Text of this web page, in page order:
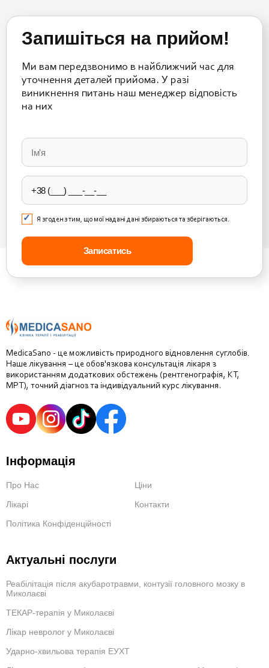
Запишіться на прийом!
Ми вам передзвонимо в найближчий час для
уточнення деталей прийома. У разі
виникнення питань наш менеджер відповість
на них
leave
this
field
empty.
Я згоден з тим, що мої надані дані збираються та зберігаються.
MedicaSano - це можливість природного відновлення суглобів.
Наше лікування – це обов'язкова консультація лікаря з
використанням додаткових обстежень (рентгенографія, КТ,
МРТ), точний діагноз та індивідуальний курс лікування.
Інформація
Про Нас
Ціни
Лікарі
Контакти
Політика Конфіденційності
Актуальні послуги
Реабілітація після акубаротравми, контузії головного мозку в
Миколаєві
ТЕКАР-терапія у Миколаєві
Лікар невролог у Миколаєві
Ударно-хвильова терапія ЕУХТ